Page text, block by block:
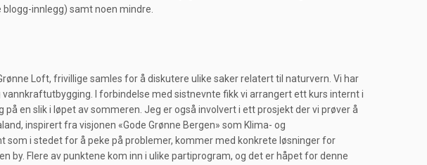
innlegg) samt noen mindre.
Loft, frivillige samles for å diskutere ulike saker relatert til naturvern. Vi har
I forbindelse med sistnevnte fikk vi arrangert ett kurs internt i
en slik i løpet av sommeren. Jeg er også involvert i ett prosjekt der vi prøver å
inspirert fra visjonen «Gode Grønne Bergen» som Klima- og
som i stedet for å peke på problemer, kommer med konkrete løsninger for
by. Flere av punktene kom inn i ulike partiprogram, og det er håpet for denne